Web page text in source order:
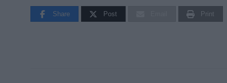
Share Post Print